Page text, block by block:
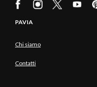
PAVIA
Chi siamo
Contatti